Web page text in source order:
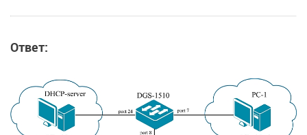
Ответ: